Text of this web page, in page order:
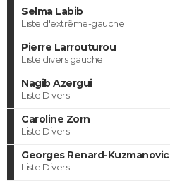
Selma Labib
Liste d'extrême-gauche
Pierre Larrouturou
Liste divers gauche
Nagib Azergui
Liste Divers
Caroline Zorn
Liste Divers
Georges Renard-Kuzmanovic
Liste Divers